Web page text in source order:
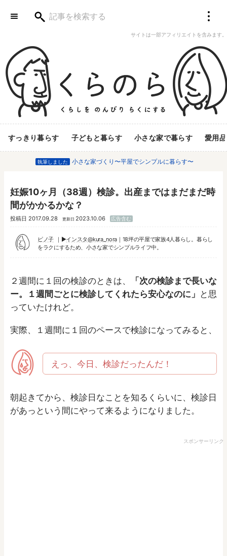
サイトは一部アフィリエイトを含みます。
すっきり暮らす 子どもと暮らす 小さな家で暮らす 愛用品
執筆しました 小さな家づくり〜平屋でシンプルに暮らす〜
妊娠10ヶ月（38週）検診。出産まではまだまだ時
間がかかるかな？
投稿日 2017.09.28 更新日 2023.10.06 広告含む
ピノ子 ▶︎インスタ@kura_nora｜18坪の平屋で家族4人暮らし。暮らし
をラクにするため、小さな家でシンプルライフ中。
２週間に１回の検診のときは、
「次の検診まで長いな
ー。１週間ごとに検診してくれたら安心なのに」 と思
っていたけれど。
実際、１週間に１回のペースで検診になってみると、
えっ、今日、検診だったんだ！
朝起きてから、検診日なことを知るくらいに、検診日
があっという間にやって来るようになりました。
スポンサーリンク